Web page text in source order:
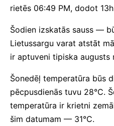
rietēs 06:49 PM, dodot
Šodien izskatās sauss —
Lietussargu varat atstāt
ir aptuveni tipiska augusts
Šonedēļ temperatūra būs
pēcpusdienās tuvu 28°C.
temperatūra ir krietni
šim datumam — 31°C.